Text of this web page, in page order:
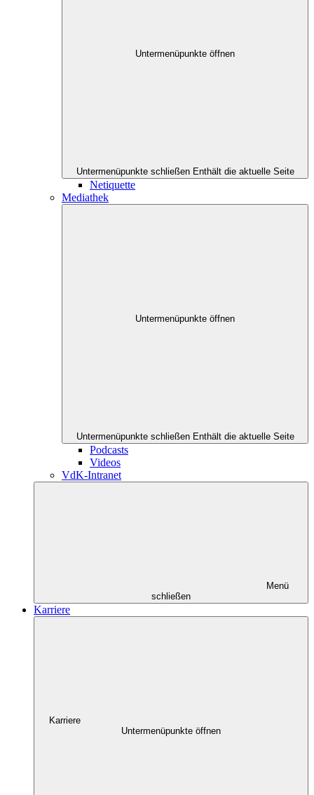
Untermenüpunkte öffnen
Untermenüpunkte schließen Enthält die aktuelle Seite
Netiquette
Mediathek
Untermenüpunkte öffnen
Untermenüpunkte schließen Enthält die aktuelle Seite
Podcasts
Videos
VdK-Intranet
Menü
schließen
Karriere
Karriere
Untermenüpunkte öffnen